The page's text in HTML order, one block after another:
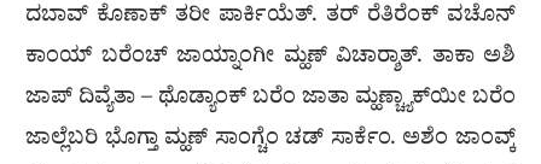
ದಬಾವ್ ಕೊಣಾಕ್ ತರೀ ಪಾರ್ಕಿಯೆತ್. ತರ್ ರೆತಿರೆಂಕ್ ವಚೊನ್
ಕಾಂಯ್ ಬರೆಂಚ್ ಜಾಯ್ನಾಂಗೀ ಮ್ಹಣ್ ವಿಚಾರ‍್ಶಾತ್. ತಾಕಾ ಅಶಿ
ಜಾಪ್ ದಿವ್ಯೆತಾ – ಥೊಡ್ಯಾಂಕ್ ಬರೆಂ ಜಾತಾ ಮ್ಹಣ್ಚ್ಯಾಕ್‌ಯೀ ಬರೆಂ
ಜಾಲ್ಲೆಬರಿ ಭೊಗ್ತಾ ಮ್ಹಣ್ ಸಾಂಗ್ಚೆಂ ಚಡ್ ಸಾರ್ಕೆಂ. ಅಶೆಂ ಜಾಂವ್ಕ್